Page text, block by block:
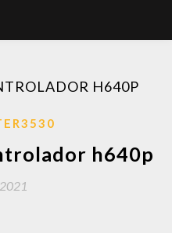
H640P
h640p